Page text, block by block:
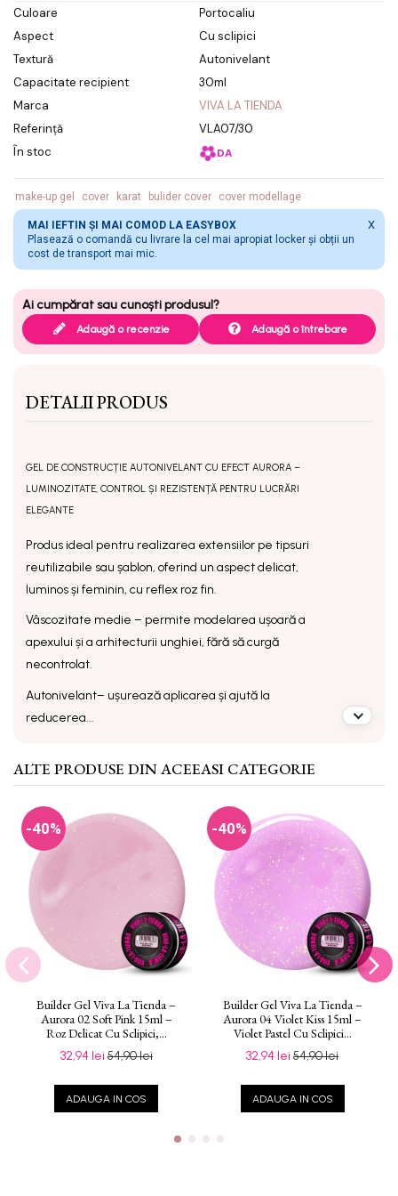
Culoare
Portocaliu
Aspect
Cu sclipici
Textură
Autonivelant
Capacitate recipient
30ml
Marca
VIVA LA TIENDA
Referință
VLA07/30
În stoc
DA
make-up gel cover karat bulider cover cover modellage
MAI IEFTIN ȘI MAI COMOD LA EASYBOX
Plasează o comandă cu livrare la cel mai apropiat locker și obții un
cost de transport mai mic.
X
Adaugă o recenzie Adaugă o întrebare
DETALII PRODUS
GEL DE CONSTRUCȚIE AUTONIVELANT CU EFECT AURORA –
LUMINOZITATE, CONTROL ȘI REZISTENȚĂ PENTRU LUCRĂRI
ELEGANTE
Produs ideal pentru realizarea extensiilor pe tipsuri
reutilizabile sau șablon, oferind un aspect delicat,
luminos și feminin, cu reflex roz fin.
Vâscozitate medie – permite modelarea ușoară a
apexului și a arhitecturii unghiei, fără să curgă
necontrolat.
Autonivelant– ușurează aplicarea și ajută la
reducerea...
ALTE PRODUSE DIN ACEEASI CATEGORIE
-40%
Builder Gel Viva La Tienda –
Aurora 02 Soft Pink 15ml –
Roz Delicat Cu Sclipici,...
32,94 lei54,90 lei
ADAUGA IN COS
-40%
Builder Gel Viva La Tienda –
Aurora 04 Violet Kiss 15ml –
Violet Pastel Cu Sclipici...
32,94 lei54,90 lei
ADAUGA IN COS